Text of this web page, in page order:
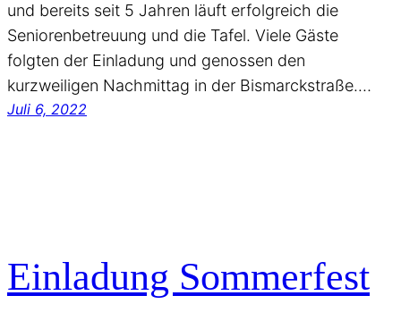
und bereits seit 5 Jahren läuft erfolgreich die
Seniorenbetreuung und die Tafel. Viele Gäste
folgten der Einladung und genossen den
kurzweiligen Nachmittag in der Bismarckstraße.…
Juli 6, 2022
Einladung Sommerfest